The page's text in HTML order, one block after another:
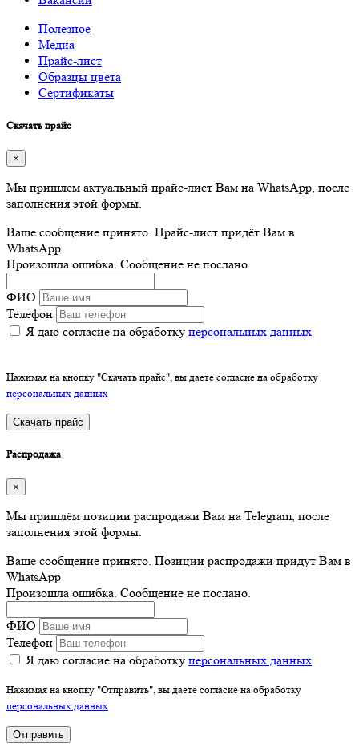
Полезное
Медиа
Прайс-лист
Образцы цвета
Сертификаты
Скачать прайс
×
Мы пришлем актуальный прайс-лист Вам на WhatsApp, после
заполнения этой формы.
Ваше сообщение принято. Прайс-лист придёт Вам в
WhatsApp.
Произошла ошибка. Сообщение не послано.
ФИО
Телефон
Я даю согласие на обработку персональных данных
Нажимая на кнопку "Скачать прайс", вы даете согласие на обработку
персональных данных
Скачать прайс
Распродажа
×
Мы пришлём позиции распродажи Вам на Telegram, после
заполнения этой формы.
Ваше сообщение принято. Позиции распродажи придут Вам в
WhatsApp
Произошла ошибка. Сообщение не послано.
ФИО
Телефон
Я даю согласие на обработку персональных данных
Нажимая на кнопку "Отправить", вы даете согласие на обработку
персональных данных
Отправить